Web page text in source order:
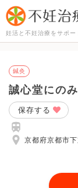
妊活と不妊治療をサポ
鍼灸
誠心堂にの
保存する
京都府京都市